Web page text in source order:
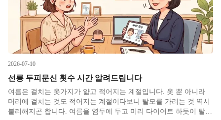
2026-07-10
선릉 두피문신 횟수 시간 알려드립니다
여름은 걸치는 옷가지가 얇고 적어지는 계절입니다. 옷 뿐 아니라
머리에 걸치는 것도 적어지는 계절이다보니 탈모를 가리는 것 역시
불리해지곤 합니다. 여름을 염두에 두고 미리 다이어트 하듯이 탈모